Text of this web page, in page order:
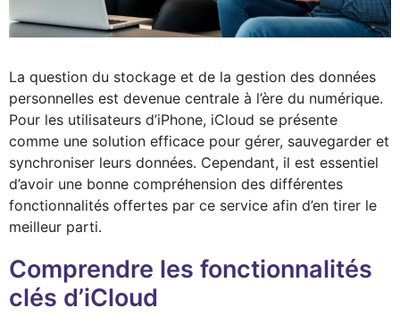
La question du stockage et de la gestion des données
personnelles est devenue centrale à l’ère du numérique.
Pour les utilisateurs d’iPhone, iCloud se présente
comme une solution efficace pour gérer, sauvegarder et
synchroniser leurs données. Cependant, il est essentiel
d’avoir une bonne compréhension des différentes
fonctionnalités offertes par ce service afin d’en tirer le
meilleur parti.
Comprendre les fonctionnalités
clés d’iCloud